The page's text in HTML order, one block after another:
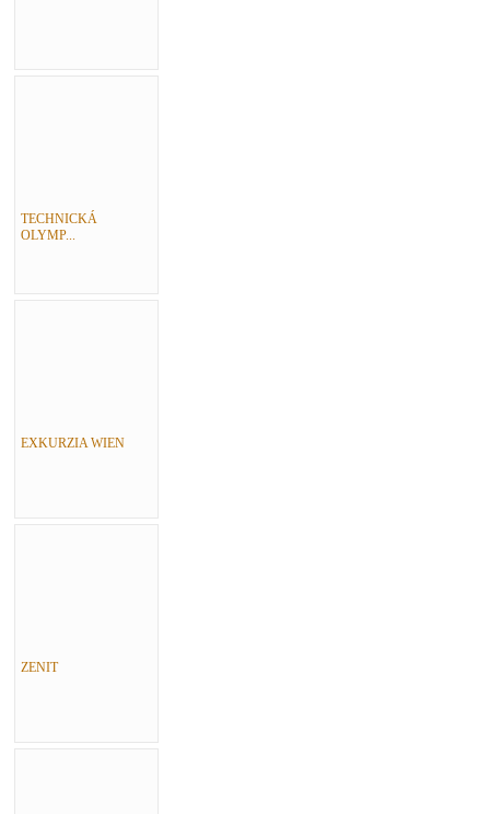
TECHNICKÁ
OLYMP...
EXKURZIA WIEN
ZENIT